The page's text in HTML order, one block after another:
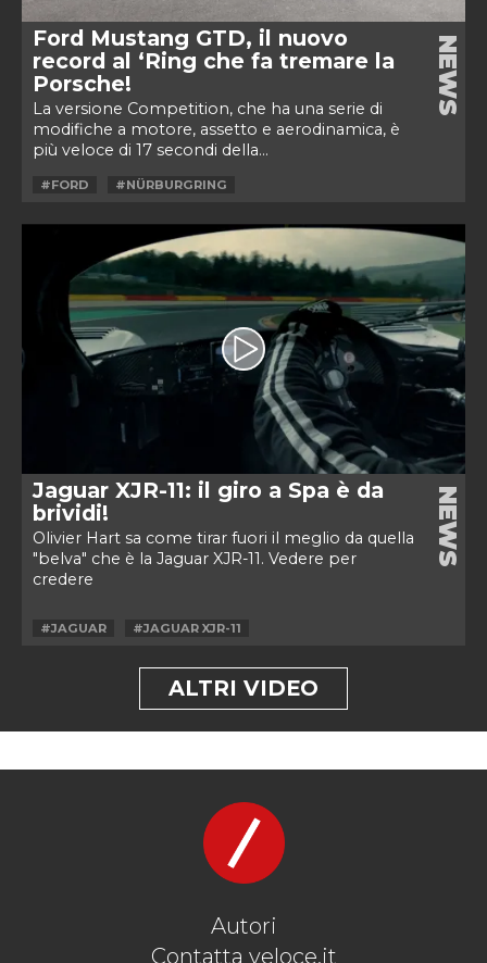
Ford Mustang GTD, il nuovo
record al ‘Ring che fa tremare la
Porsche!
La versione Competition, che ha una serie di
modifiche a motore, assetto e aerodinamica, è
più veloce di 17 secondi della...
NEWS
#FORD #NÜRBURGRING
Jaguar XJR-11: il giro a Spa è da
brividi!
Olivier Hart sa come tirar fuori il meglio da quella
"belva" che è la Jaguar XJR-11. Vedere per
credere
NEWS
#JAGUAR #JAGUAR XJR-11
ALTRI VIDEO
Autori
Contatta veloce.it